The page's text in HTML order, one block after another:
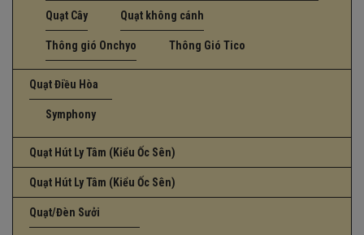
Quạt Cây Quạt không cánh
Thông gió Onchyo Thông Gió Tico
Quạt Điều Hòa
Symphony
Quạt Hút Ly Tâm (Kiểu Ốc Sên)
Quạt Hút Ly Tâm (Kiểu Ốc Sên)
Quạt/Đèn Sưởi